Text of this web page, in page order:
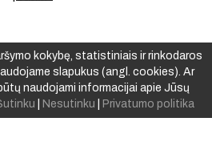
kokybę, statistiniais ir rinkodaros
slapukus (angl. cookies). Ar
naudojami informacijai apie Jūsų
Nesutinku Privatumo politika